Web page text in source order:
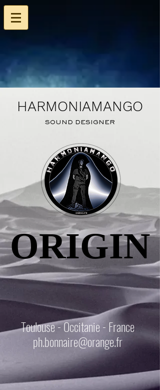
HARMONIAMANGO
HARMONIAMANGO
SOUND DESIGNER
SOUND DESIGNER
ORIGIN
ORIGIN
Toulouse - Occitanie - France
ph.bonnaire@orange.fr